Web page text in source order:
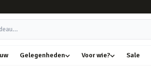
Gelegenheden Voor wie? Sale